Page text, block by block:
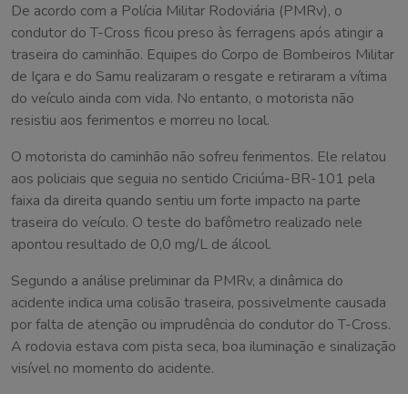
De acordo com a Polícia Militar Rodoviária (PMRv), o
condutor do T-Cross ficou preso às ferragens após atingir a
traseira do caminhão. Equipes do Corpo de Bombeiros Militar
de Içara e do Samu realizaram o resgate e retiraram a vítima
do veículo ainda com vida. No entanto, o motorista não
resistiu aos ferimentos e morreu no local.
O motorista do caminhão não sofreu ferimentos. Ele relatou
aos policiais que seguia no sentido Criciúma-BR-101 pela
faixa da direita quando sentiu um forte impacto na parte
traseira do veículo. O teste do bafômetro realizado nele
apontou resultado de 0,0 mg/L de álcool.
Segundo a análise preliminar da PMRv, a dinâmica do
acidente indica uma colisão traseira, possivelmente causada
por falta de atenção ou imprudência do condutor do T-Cross.
A rodovia estava com pista seca, boa iluminação e sinalização
visível no momento do acidente.